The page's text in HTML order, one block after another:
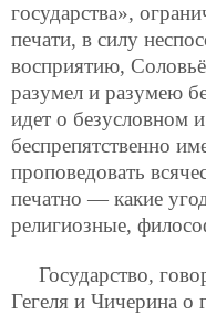
государства»,
печати, в силу
восприятию,
разумел и разумею
идет о безусловном
беспрепятственно
проповедовать
печатно — какие
религиозные,
Государство,
Гегеля и Чичерина о